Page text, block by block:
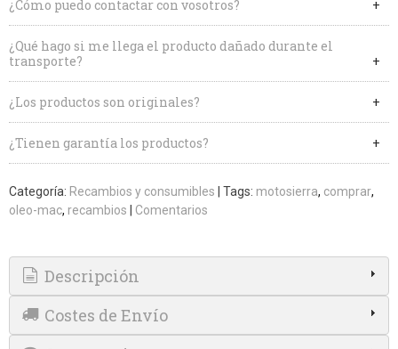
¿Cómo puedo contactar con vosotros?
¿Qué hago si me llega el producto dañado durante el
transporte?
¿Los productos son originales?
¿Tienen garantía los productos?
Categoría: Recambios y consumibles Tags: motosierra comprar
oleo-mac recambios Comentarios
Descripción
Costes de Envío